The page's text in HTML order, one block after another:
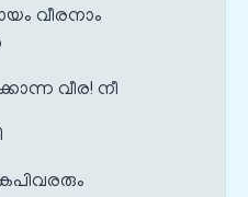
വീരനാം
വീര! നീ